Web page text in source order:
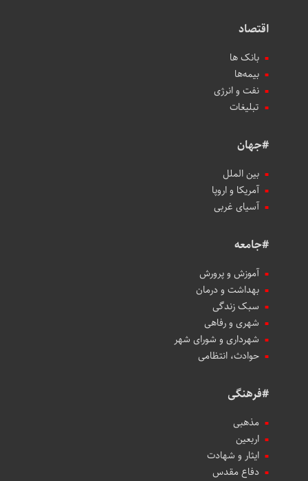
اقتصاد
بانک ها
بیمه‌ها
نفت و انرژی
تبلیغات
#جهان
بین الملل
آمریکا و اروپا
آسیای غربی
#جامعه
آموزش و پرورش
بهداشت و درمان
سبک زندگی
شهری و رفاهی
شهرداری و شورای شهر
حوادث، انتظامی
#فرهنگی
مذهبی
اربعین
ایثار و شهادت
دفاع مقدس